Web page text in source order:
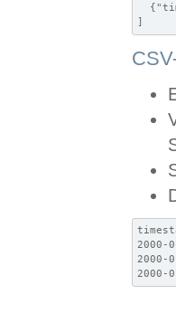
]
2000-
2000-
2000-